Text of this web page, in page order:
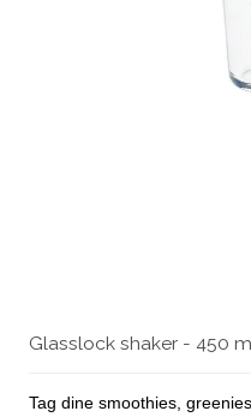
Glasslock shaker - 450
Tag dine smoothies,